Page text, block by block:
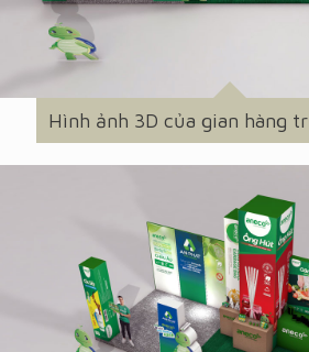
Hình ảnh 3D của gian hàng